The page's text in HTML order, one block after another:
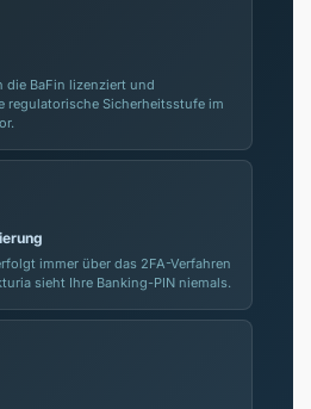
BaFin lizenziert und
regulatorische Sicherheitsstufe im
immer über das 2FA-Verfahren
sieht Ihre Banking-PIN niemals.